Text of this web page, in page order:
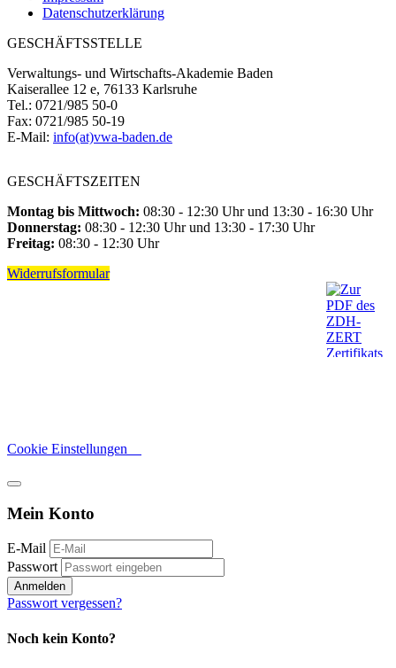
Datenschutzerklärung
GESCHÄFTSSTELLE
Verwaltungs- und Wirtschafts-Akademie Baden
Kaiserallee 12 e, 76133 Karlsruhe
Tel.: 0721/985 50-0
Fax: 0721/985 50-19
E-Mail: info(at)vwa-baden.de
GESCHÄFTSZEITEN
Montag bis Mittwoch: 08:30 - 12:30 Uhr und 13:30 - 16:30 Uhr
Donnerstag: 08:30 - 12:30 Uhr und 13:30 - 17:30 Uhr
Freitag: 08:30 - 12:30 Uhr
Widerrufsformular
Cookie Einstellungen
Mein Konto
E-Mail
Passwort
Anmelden
Passwort vergessen?
Noch kein Konto?